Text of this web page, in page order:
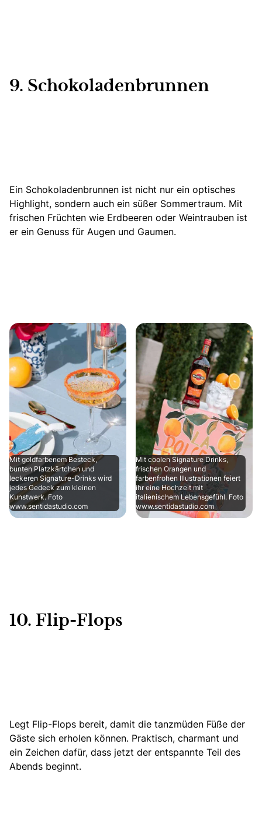
9. Schokoladenbrunnen
Ein Schokoladenbrunnen ist nicht nur ein optisches
Highlight, sondern auch ein süßer Sommertraum. Mit
frischen Früchten wie Erdbeeren oder Weintrauben ist
er ein Genuss für Augen und Gaumen.
Mit goldfarbenem Besteck,
bunten Platzkärtchen und
leckeren Signature-Drinks wird
jedes Gedeck zum kleinen
Kunstwerk. Foto
www.sentidastudio.com
Mit coolen Signature Drinks,
frischen Orangen und
farbenfrohen Illustrationen feiert
ihr eine Hochzeit mit
italienischem Lebensgefühl. Foto
www.sentidastudio.com
10. Flip-Flops
Legt Flip-Flops bereit, damit die tanzmüden Füße der
Gäste sich erholen können. Praktisch, charmant und
ein Zeichen dafür, dass jetzt der entspannte Teil des
Abends beginnt.